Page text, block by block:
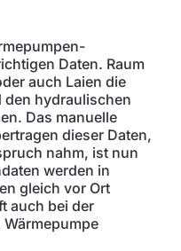
Daten. Raum
auch Laien die
den hydraulischen
Das manuelle
dieser Daten,
nahm, ist nun
werden in
gleich vor Ort
auch bei der